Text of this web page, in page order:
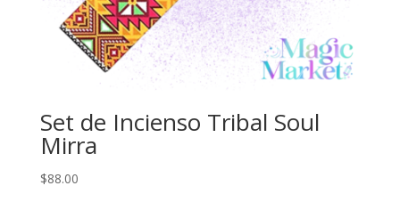
Set de Incienso Tribal Soul
Mirra
$88.00